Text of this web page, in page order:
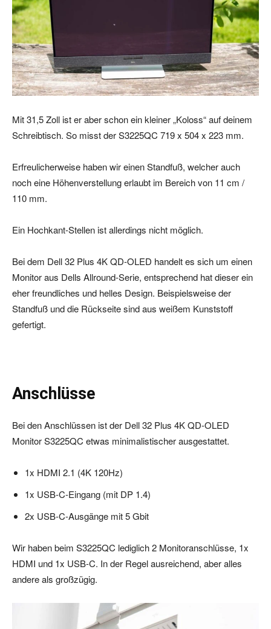
Mit 31,5 Zoll ist er aber schon ein kleiner „Koloss“ auf deinem
Schreibtisch. So misst der S3225QC 719 x 504 x 223 mm.
Erfreulicherweise haben wir einen Standfuß, welcher auch
noch eine Höhenverstellung erlaubt im Bereich von 11 cm /
110 mm.
Ein Hochkant-Stellen ist allerdings nicht möglich.
Bei dem Dell 32 Plus 4K QD-OLED handelt es sich um einen
Monitor aus Dells Allround-Serie, entsprechend hat dieser ein
eher freundliches und helles Design. Beispielsweise der
Standfuß und die Rückseite sind aus weißem Kunststoff
gefertigt.
Anschlüsse
Bei den Anschlüssen ist der Dell 32 Plus 4K QD-OLED
Monitor S3225QC etwas minimalistischer ausgestattet.
1x HDMI 2.1 (4K 120Hz)
1x USB-C-Eingang (mit DP 1.4)
2x USB-C-Ausgänge mit 5 Gbit
Wir haben beim S3225QC lediglich 2 Monitoranschlüsse, 1x
HDMI und 1x USB-C. In der Regel ausreichend, aber alles
andere als großzügig.